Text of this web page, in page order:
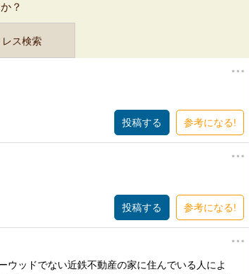
？
レス検索
参考になる!
参考になる!
ッドでない近鉄不動産の家に住んでいる人によ